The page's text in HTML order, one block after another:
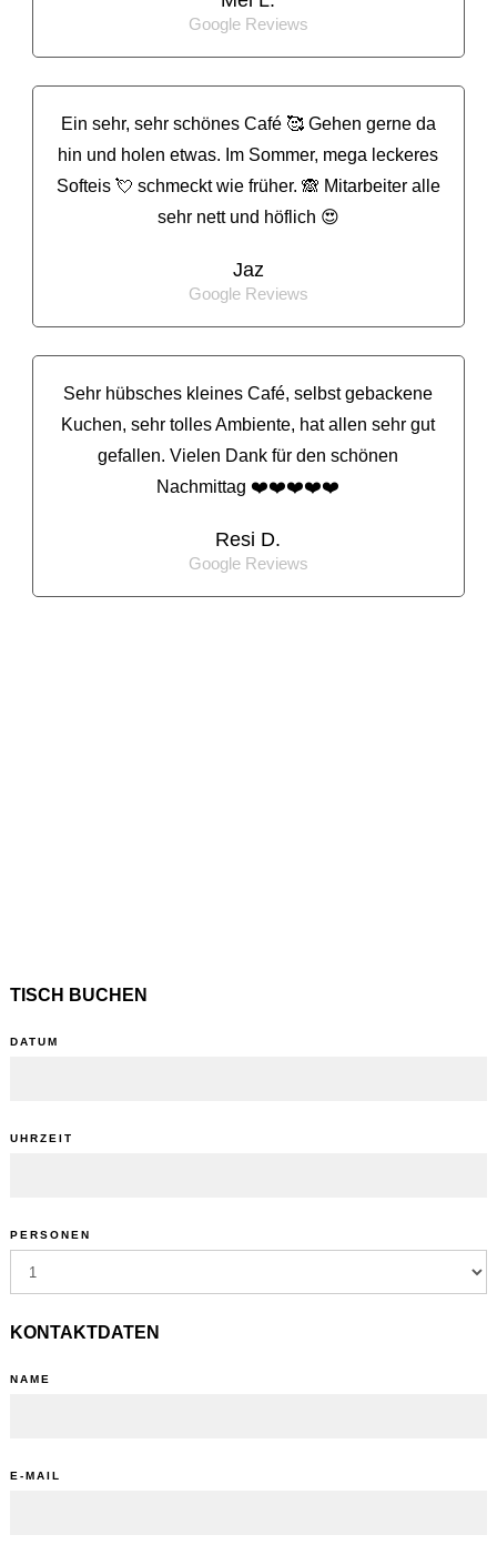
Google Reviews
Ein sehr, sehr schönes Café 🥰 Gehen gerne da
hin und holen etwas. Im Sommer, mega leckeres
Softeis 💘 schmeckt wie früher. 🙈 Mitarbeiter alle
sehr nett und höflich 😍
Jaz
Google Reviews
Sehr hübsches kleines Café, selbst gebackene
Kuchen, sehr tolles Ambiente, hat allen sehr gut
gefallen. Vielen Dank für den schönen
Nachmittag ❤️❤️❤️❤️❤️
Resi D.
Google Reviews
TISCH BUCHEN
DATUM
UHRZEIT
PERSONEN
KONTAKTDATEN
NAME
E-MAIL